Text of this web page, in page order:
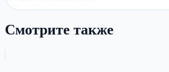
Смотрите также